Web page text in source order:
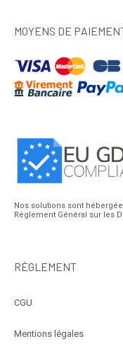
MOYENS DE
Nos solutions sont
Réglement Général sur les
RÈGLEMENT
CGU
Mentions légales